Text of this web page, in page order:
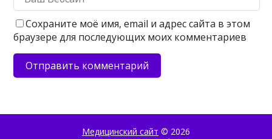
Сохраните моё имя, email и адрес сайта в этом
браузере для последующих моих комментариев
Медицинский сайт © 2026